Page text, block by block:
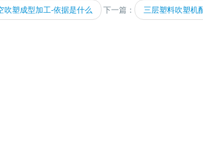
吹塑成型加工-依据是什么 下一篇： 三层塑料吹塑机